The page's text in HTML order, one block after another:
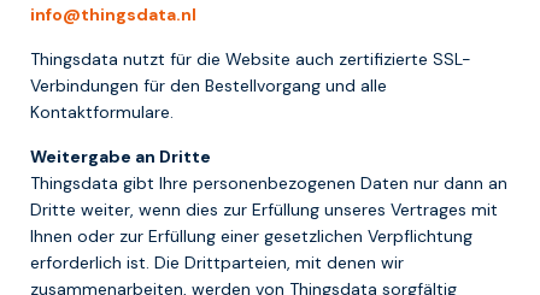
info@thingsdata.nl
Thingsdata nutzt für die Website auch zertifizierte SSL-
Verbindungen für den Bestellvorgang und alle
Kontaktformulare.
Weitergabe an Dritte
Thingsdata gibt Ihre personenbezogenen Daten nur dann an
Dritte weiter, wenn dies zur Erfüllung unseres Vertrages mit
Ihnen oder zur Erfüllung einer gesetzlichen Verpflichtung
erforderlich ist. Die Drittparteien, mit denen wir
zusammenarbeiten, werden von Thingsdata sorgfältig